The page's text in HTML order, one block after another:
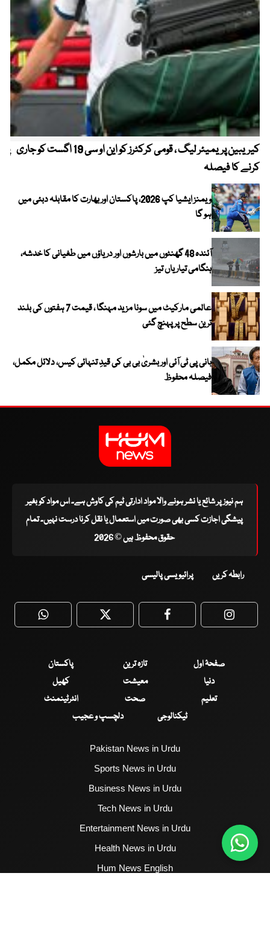
کیریبین پریمیئر لیگ ، قومی کرکٹرز کو این او سی 19 اگست کو جاری
کرنے کا فیصلہ
ویمنز ایشیا کپ 2026، پاکستان اور بھارت کا مقابلہ دبئی میں
ہو گا
آئندہ 48 گھنٹوں میں بارشوں اور دریاؤں میں طغیانی کا خدشہ،
ہنگامی تیاریاں تیز
عالمی مارکیٹ میں سونا مزید مہنگا ، قیمت 7 ہفتوں کی بلند
ترین سطح پر پہنچ گئی
بانی پی ٹی آئی اور بشریٰ بی بی کی قیدِ تنہائی کیس، دلائل مکمل،
فیصلہ محفوظ
ہم نیوز پر شائع یا نشر ہونے والا مواد ادارتی ٹیم کی کاوش ہے۔ اس مواد کو بغیر
پیشگی اجازت کسی بھی صورت میں استعمال یا نقل کرنا درست نہیں۔ تمام
حقوق محفوظ ہیں © 2026
رابطہ کریں پرائیویسی پالیسی
WhatsApp Twitter Facebook
صفحۂ اول تازہ ترین
پاکستان
دنیا
معیشت
کھیل
تعلیم
صحت
انٹرٹینمنٹ
ٹیکنالوجی
دلچسپ و عجیب
Pakistan News in Urdu
Sports News in Urdu
Business News in Urdu
Tech News in Urdu
Entertainment News in Urdu
Health News in Urdu
Hum News English